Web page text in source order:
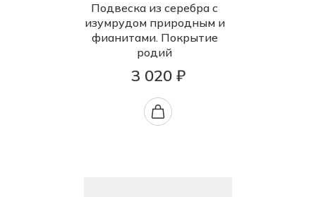
Подвеска из серебра с
изумрудом природным и
фианитами. Покрытие
родий
3 020 ₽